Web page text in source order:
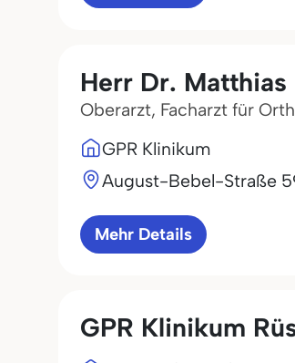
Herr Dr. Matthias
Oberarzt, Facharzt für
GPR Klinikum
August-Bebel-Straße
Mehr Details
GPR Klinikum